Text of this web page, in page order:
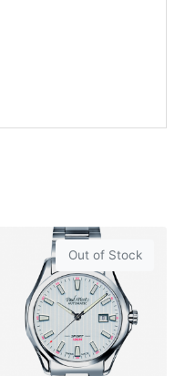
Out of Stock